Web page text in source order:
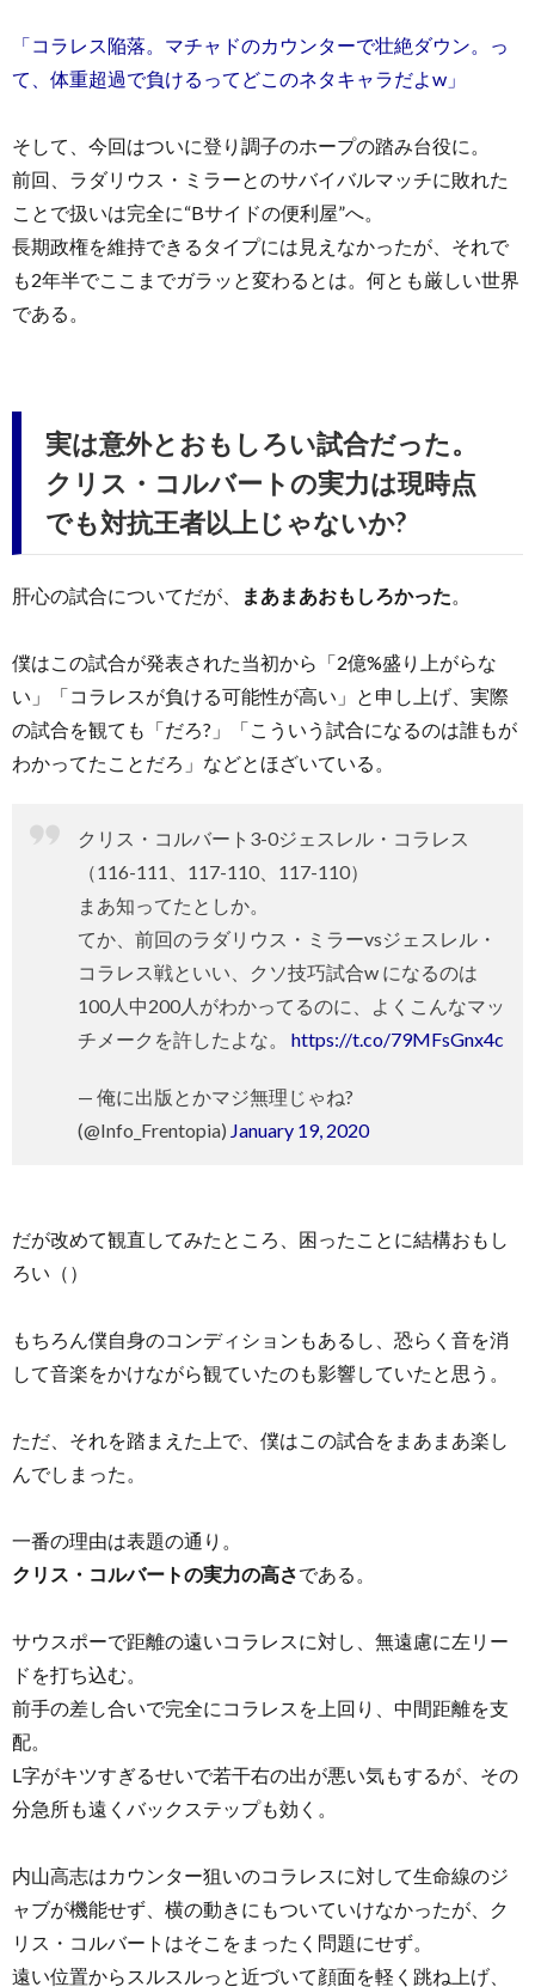
「コラレス陥落。マチャドのカウンターで壮絶ダウン。っ
て、体重超過で負けるってどこのネタキャラだよw」
そして、今回はついに登り調子のホープの踏み台役に。
前回、ラダリウス・ミラーとのサバイバルマッチに敗れた
ことで扱いは完全に“Bサイドの便利屋”へ。
長期政権を維持できるタイプには見えなかったが、それで
も2年半でここまでガラッと変わるとは。何とも厳しい世界
である。
実は意外とおもしろい試合だった。
クリス・コルバートの実力は現時点
でも対抗王者以上じゃないか?
肝心の試合についてだが、 まあまあおもしろかった
僕はこの試合が発表された当初から「2億%盛り上がらな
い」「コラレスが負ける可能性が高い」と申し上げ、実際
の試合を観ても「だろ?」「こういう試合になるのは誰もが
わかってたことだろ」などとほざいている。
クリス・コルバート3-0ジェスレル・コラレス
（116-111、117-110、117-110）
まあ知ってたとしか。
てか、前回のラダリウス・ミラーvsジェスレル・
コラレス戦といい、クソ技巧試合w になるのは
100人中200人がわかってるのに、よくこんなマッ
チメークを許したよな。 https://t.co/79MFsGnx4c
— 俺に出版とかマジ無理じゃね?
(@Info_Frentopia) January 19, 2020
だが改めて観直してみたところ、困ったことに結構おもし
ろい（）
もちろん僕自身のコンディションもあるし、恐らく音を消
して音楽をかけながら観ていたのも影響していたと思う。
ただ、それを踏まえた上で、僕はこの試合をまあまあ楽し
んでしまった。
一番の理由は表題の通り。
クリス・コルバートの実力の高さである。
サウスポーで距離の遠いコラレスに対し、無遠慮に左リー
ドを打ち込む。
前手の差し合いで完全にコラレスを上回り、中間距離を支
配。
L字がキツすぎるせいで若干右の出が悪い気もするが、その
分急所も遠くバックステップも効く。
内山高志はカウンター狙いのコラレスに対して生命線のジ
ャブが機能せず、横の動きにもついていけなかったが、ク
リス・コルバートはそこをまったく問題にせず。
遠い位置からスルスルっと近づいて顔面を軽く跳ね上げ、